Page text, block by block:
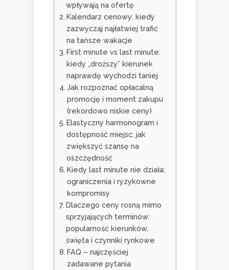
wpływają na ofertę
Kalendarz cenowy: kiedy
zazwyczaj najłatwiej trafić
na tańsze wakacje
First minute vs last minute:
kiedy „droższy” kierunek
naprawdę wychodzi taniej
Jak rozpoznać opłacalną
promocję i moment zakupu
(rekordowo niskie ceny)
Elastyczny harmonogram i
dostępność miejsc: jak
zwiększyć szansę na
oszczędność
Kiedy last minute nie działa:
ograniczenia i ryzykowne
kompromisy
Dlaczego ceny rosną mimo
sprzyjających terminów:
popularność kierunków,
święta i czynniki rynkowe
FAQ – najczęściej
zadawane pytania